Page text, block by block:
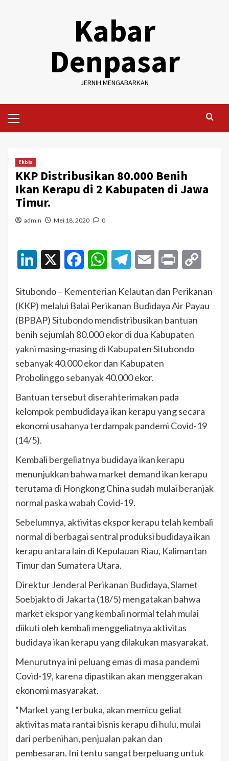
Kabar
Denpasar
JERNIH MENGABARKAN
Menu
Ekbis
KKP Distribusikan 80.000 Benih
Ikan Kerapu di 2 Kabupaten di Jawa
Timur.
admin Mei 18, 2020 0
LinkedIn FacebookWhatsAppTelegramEmail Print
Situbondo – Kementerian Kelautan dan Perikanan
(KKP) melalui Balai Perikanan Budidaya Air Payau
(BPBAP) Situbondo mendistribusikan bantuan
benih sejumlah 80.000 ekor di dua Kabupaten
yakni masing-masing di Kabupaten Situbondo
sebanyak 40.000 ekor dan Kabupaten
Probolinggo sebanyak 40.000 ekor.
Bantuan tersebut diserahterimakan pada
kelompok pembudidaya ikan kerapu yang secara
ekonomi usahanya terdampak pandemi Covid-19
(14/5).
Kembali bergeliatnya budidaya ikan kerapu
menunjukkan bahwa market demand ikan kerapu
terutama di Hongkong China sudah mulai beranjak
normal paska wabah Covid-19.
Sebelumnya, aktivitas ekspor kerapu telah kembali
normal di berbagai sentral produksi budidaya ikan
kerapu antara lain di Kepulauan Riau, Kalimantan
Timur dan Sumatera Utara.
Direktur Jenderal Perikanan Budidaya, Slamet
Soebjakto di Jakarta (18/5) mengatakan bahwa
market ekspor yang kembali normal telah mulai
diikuti oleh kembali menggeliatnya aktivitas
budidaya ikan kerapu yang dilakukan masyarakat.
Menurutnya ini peluang emas di masa pandemi
Covid-19, karena dipastikan akan menggerakan
ekonomi masyarakat.
“Market yang terbuka, akan memicu geliat
aktivitas mata rantai bisnis kerapu di hulu, mulai
dari perbenihan, penjualan pakan dan
pembesaran. Ini tentu sangat berpeluang untuk